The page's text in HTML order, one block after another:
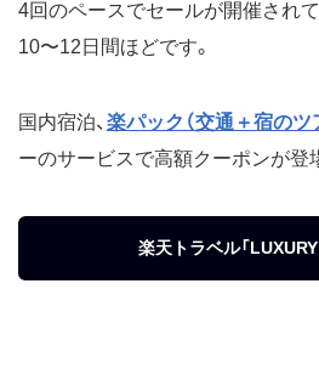
2
4回のペースでセールが開催され
10〜12日間ほどです。
国内宿泊、 楽パック（交通＋宿のツ
ーのサービスで高額クーポンが登
楽天トラベル「LUXURY